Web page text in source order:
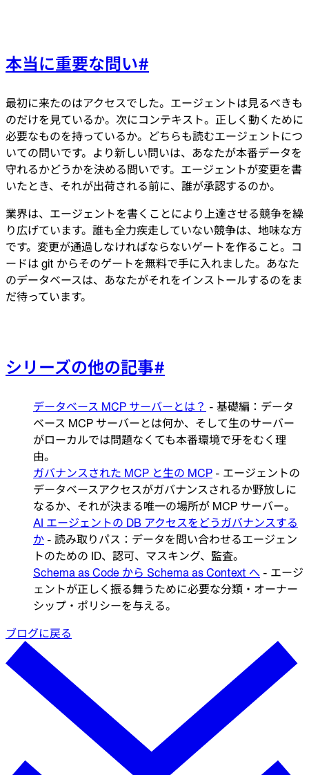
本当に重要な問い#
最初に来たのはアクセスでした。エージェントは見るべきも
のだけを見ているか。次にコンテキスト。正しく動くために
必要なものを持っているか。どちらも読むエージェントにつ
いての問いです。より新しい問いは、あなたが本番データを
守れるかどうかを決める問いです。エージェントが変更を書
いたとき、それが出荷される前に、誰が承認するのか。
業界は、エージェントを書くことにより上達させる競争を繰
り広げています。誰も全力疾走していない競争は、地味な方
です。変更が通過しなければならないゲートを作ること。コ
ードは git からそのゲートを無料で手に入れました。あなた
のデータベースは、あなたがそれをインストールするのをま
だ待っています。
シリーズの他の記事#
データベース MCP サーバーとは？ - 基礎編：データ
ベース MCP サーバーとは何か、そして生のサーバー
がローカルでは問題なくても本番環境で牙をむく理
由。
ガバナンスされた MCP と生の MCP - エージェントの
データベースアクセスがガバナンスされるか野放しに
なるか、それが決まる唯一の場所が MCP サーバー。
AI エージェントの DB アクセスをどうガバナンスする
か - 読み取りパス：データを問い合わせるエージェン
トのための ID、認可、マスキング、監査。
Schema as Code から Schema as Context へ - エージ
ェントが正しく振る舞うために必要な分類・オーナー
シップ・ポリシーを与える。
ブログに戻る